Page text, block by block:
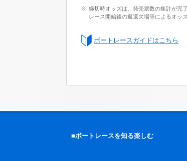
締切時オッズは、発売票数の集計が完
レース開始後の返還欠場等によるオッ
ボートレースガイドはこちら
■ボートレースを知る楽しむ